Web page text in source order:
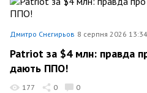
Дмитро Снєгирьов 8 серпня 2026 13:34
Patriot за $4 млн: правда
дають ППО!
177 0 0